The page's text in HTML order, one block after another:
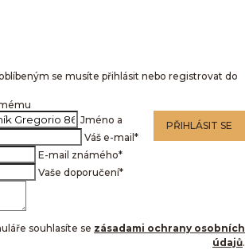
se musíte přihlásit nebo registrovat do
PŘIHLÁSIT SE
Jméno a
Váš e-mail *
E-mail známého*
Vaše doporučení*
souhlasíte se zásadami ochrany osobních
údajů.